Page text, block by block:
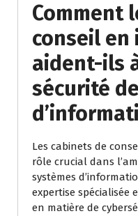
Comment
conseil
aident-ils
sécurité
Les cabinets de
rôle crucial dans
systèmes
expertise spécialisée
en matière de